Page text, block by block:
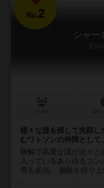
No.2
シャー
様々な謎を残して失踪
むワトソンの仲間として
難解で高度な謎が次々と
入っているあらゆるコ
用も必須。 脳髄を絞り